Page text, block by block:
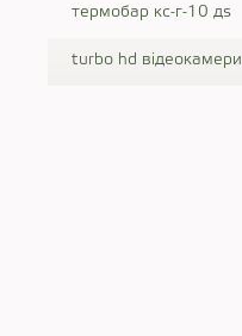
термобар кс-г-10 дs
turbo hd відеокамери